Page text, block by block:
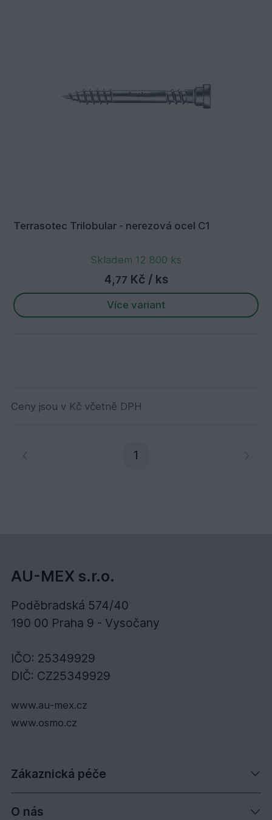
Terrasotec Trilobular - nerezová ocel C1
Skladem 12 800 ks
4,77 Kč / ks
Více variant
Ceny jsou v Kč včetně DPH
1
AU-MEX s.r.o.
Poděbradská 574/40
190 00 Praha 9 - Vysočany
IČO: 25349929
DIČ: CZ25349929
www.au-mex.cz
www.osmo.cz
Zákaznická péče
O nás